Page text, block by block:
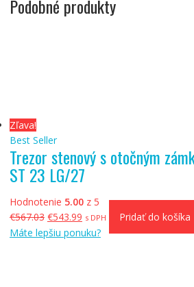
Podobné produkty
Zľava!
Best Seller
Trezor stenový s otočným
ST 23 LG/27
Hodnotenie 5.00z 5
€567.03 Pôvodná
cena
€543.99Aktuálna
cena
s DPH
Pridať do košíka
Máte lepšiu ponuku?